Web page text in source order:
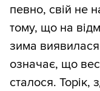
певно, свій не
тому, що на
зима
означає, що
сталося.